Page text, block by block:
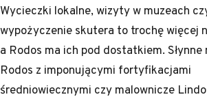
Wycieczki lokalne, wizyty w muzeach
wypożyczenie skutera to trochę więcej
a Rodos ma ich pod dostatkiem.
Rodos z imponującymi fortyfikacjami
średniowiecznymi czy malownicze